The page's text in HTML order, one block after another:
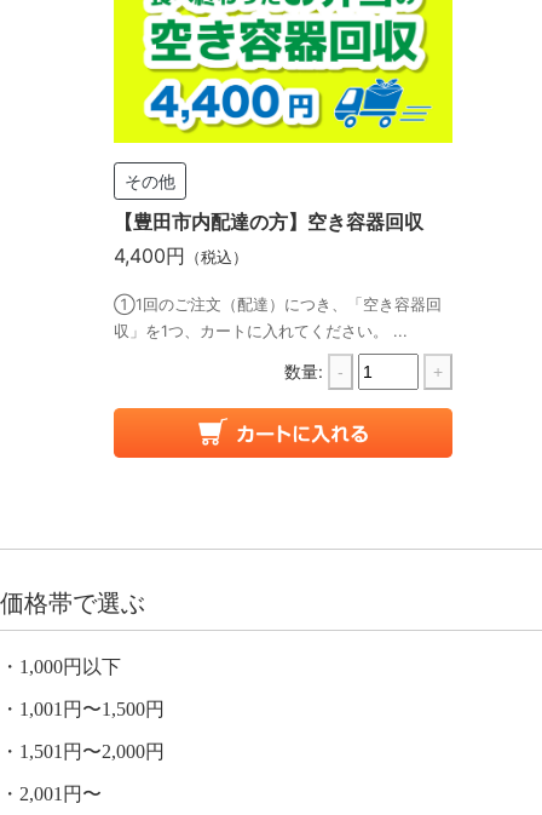
その他
【豊田市内配達の方】空き容器回収
4,400円 （税込）
①1回のご注文（配達）につき、「空き容器回
収」を1つ、カートに入れてください。 ...
数量: - +
価格帯で選ぶ
1,000円以下
1,001円〜1,500円
1,501円〜2,000円
2,001円〜